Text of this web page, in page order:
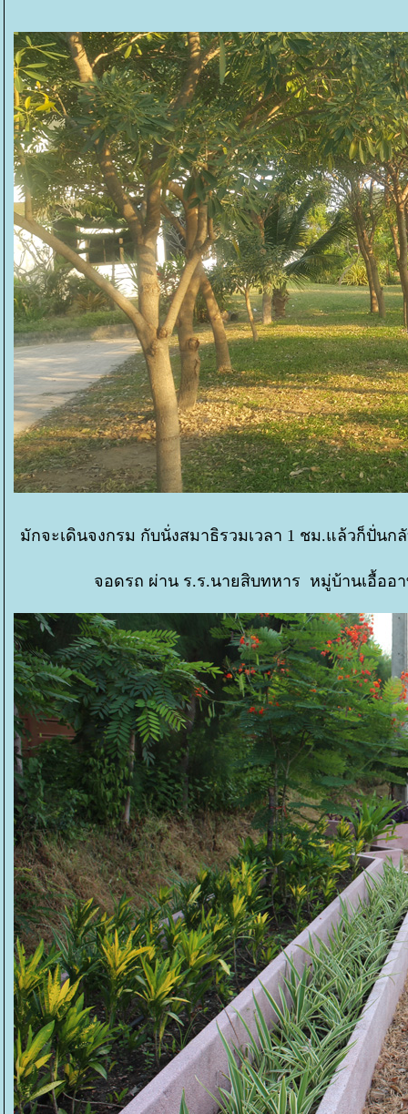
มักจะเดินจงกรม กับนั่งสมาธิรวมเวลา 1 ชม.แล้วก็ปั่นก
จอดรถ ผ่าน ร.ร.นายสิบทหาร หมู่บ้านเอื้อ